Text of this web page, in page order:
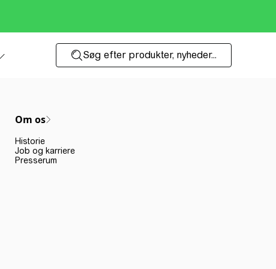
Søg efter produkter, nyheder...
Om os
Historie
Job og karriere
Presserum